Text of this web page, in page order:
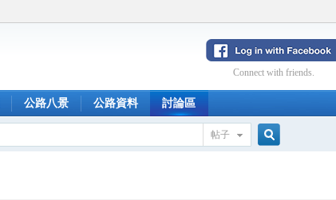
Connect with friends.
公路八景 公路資料 討論區
帖子